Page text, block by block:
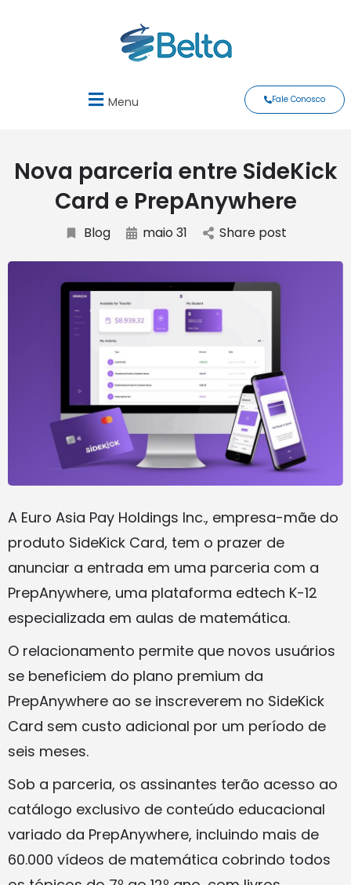
Menu Fale Conosco
Nova parceria entre SideKick
Card e PrepAnywhere
Blog maio 31 Share post
A Euro Asia Pay Holdings Inc., empresa-mãe do
produto SideKick Card, tem o prazer de
anunciar a entrada em uma parceria com a
PrepAnywhere, uma plataforma edtech K-12
especializada em aulas de matemática.
O relacionamento permite que novos usuários
se beneficiem do plano premium da
PrepAnywhere ao se inscreverem no SideKick
Card sem custo adicional por um período de
seis meses.
Sob a parceria, os assinantes terão acesso ao
catálogo exclusivo de conteúdo educacional
variado da PrepAnywhere, incluindo mais de
60.000 vídeos de matemática cobrindo todos